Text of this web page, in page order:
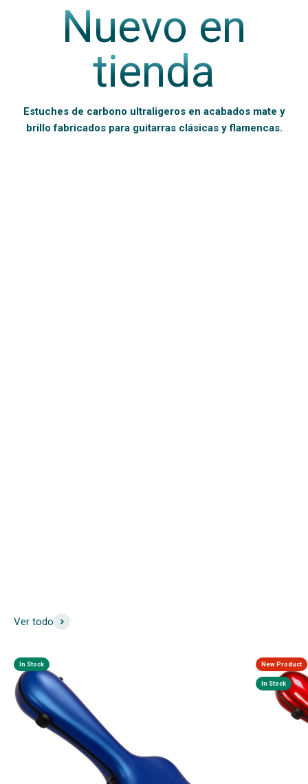
Nuevo en
tienda
Estuches de carbono ultraligeros en acabados mate y
brillo fabricados para guitarras clásicas y flamencas.
Ver todo
In Stock New Product
In Stock